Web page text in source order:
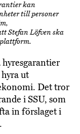
kan
till personer
Stefan Löfven ska
ut
Det tror
i SSU, som
in förslaget i